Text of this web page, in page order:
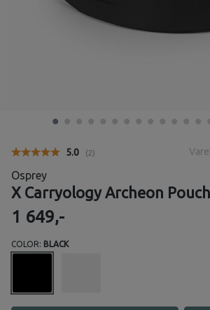
Gjennomsnittskarakter:
5.0 (stemmer:
2)
Osprey
X Carryology Archeon Pouch
1 649,-
COLOR: BLACK